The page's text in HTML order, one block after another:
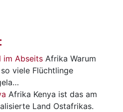
im Abseits Afrika Warum
viele Flüchtlinge
Afrika Kenya ist das am
Land Ostafrikas.